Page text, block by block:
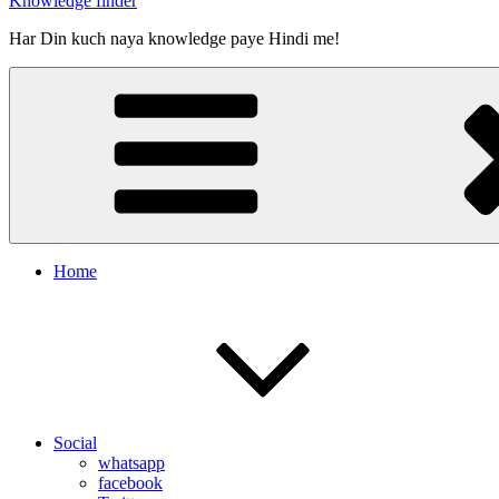
Har Din kuch naya knowledge paye Hindi me!
Home
Social
whatsapp
facebook